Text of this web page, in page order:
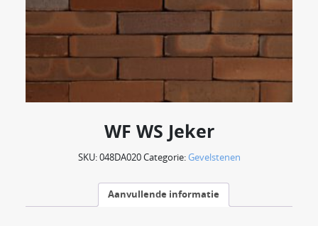
WF WS Jeker
SKU:048DA020Categorie:Gevelstenen
Aanvullende informatie